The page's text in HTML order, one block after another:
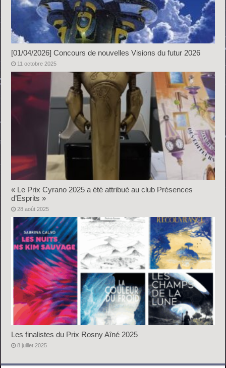
[01/04/2026] Concours de nouvelles Visions du futur 2026
11 octobre 2025
« Le Prix Cyrano 2025 a été attribué au club Présences
d’Esprits »
28 août 2025
Les finalistes du Prix Rosny Aîné 2025
8 juillet 2025